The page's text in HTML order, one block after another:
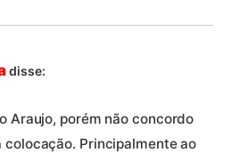
disse:
Araujo, porém não concordo
colocação. Principalmente ao